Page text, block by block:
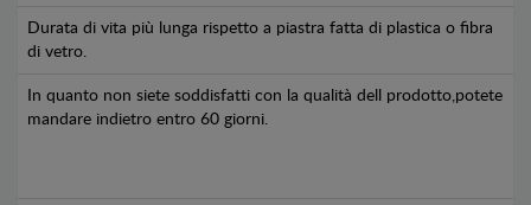
Durata di vita più lunga rispetto a piastra fatta di plastica o fibra
di vetro.
In quanto non siete soddisfatti con la qualità dell prodotto,potete
mandare indietro entro 60 giorni.